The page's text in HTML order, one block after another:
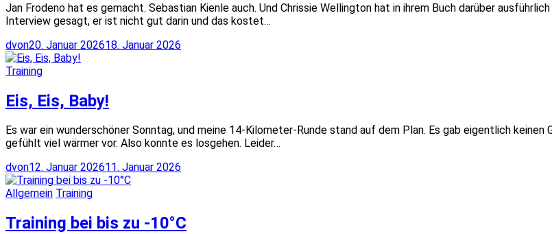
Jan Frodeno hat es gemacht. Sebastian Kienle auch. Und Chrissie Wellington hat in ihrem Buch darüber
Interview gesagt, er ist nicht gut darin und das kostet…
dvon20. Januar 202618. Januar 2026
Training
Eis, Eis, Baby!
Es war ein wunderschöner Sonntag, und meine 14-Kilometer-Runde stand auf dem Plan. Es gab eigentlich keinen
gefühlt viel wärmer vor. Also konnte es losgehen. Leider…
dvon12. Januar 202611. Januar 2026
Allgemein Training
Training bei bis zu -10°C